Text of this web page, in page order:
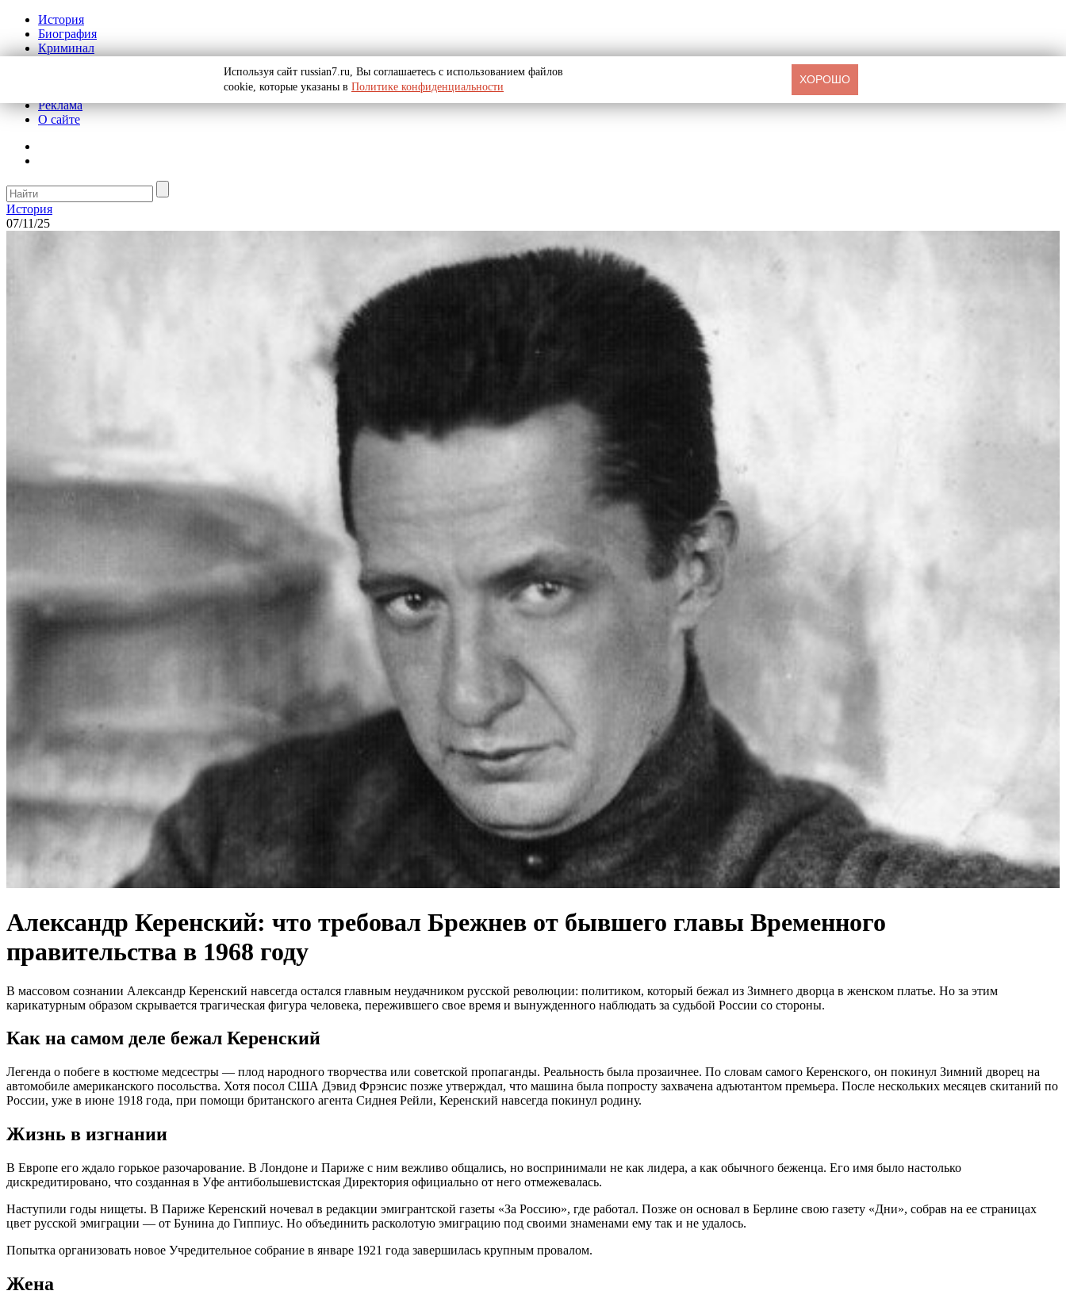
История
Биография
Криминал
Реклама
О сайте
История
07/11/25
Александр Керенский: что требовал Брежнев от бывшего главы Временного
правительства в 1968 году
В массовом сознании Александр Керенский навсегда остался главным неудачником русской революции: политиком, который бежал из Зимнего дворца в женском платье. Но за этим
карикатурным образом скрывается трагическая фигура человека, пережившего свое время и вынужденного наблюдать за судьбой России со стороны.
Как на самом деле бежал Керенский
Легенда о побеге в костюме медсестры — плод народного творчества или советской пропаганды. Реальность была прозаичнее. По словам самого Керенского, он покинул Зимний дворец на
автомобиле американского посольства. Хотя посол США Дэвид Фрэнсис позже утверждал, что машина была попросту захвачена адъютантом премьера. После нескольких месяцев скитаний по
России, уже в июне 1918 года, при помощи британского агента Сиднея Рейли, Керенский навсегда покинул родину.
Жизнь в изгнании
В Европе его ждало горькое разочарование. В Лондоне и Париже с ним вежливо общались, но воспринимали не как лидера, а как обычного беженца. Его имя было настолько
дискредитировано, что созданная в Уфе антибольшевистская Директория официально от него отмежевалась.
Наступили годы нищеты. В Париже Керенский ночевал в редакции эмигрантской газеты «За Россию», где работал. Позже он основал в Берлине свою газету «Дни», собрав на ее страницах
цвет русской эмиграции — от Бунина до Гиппиус. Но объединить расколотую эмиграцию под своими знаменами ему так и не удалось.
Попытка организовать новое Учредительное собрание в январе 1921 года завершилась крупным провалом.
Жена
Используя сайт russian7.ru, Вы соглашаетесь с использованием файлов
cookie, которые указаны в Политике конфиденциальности
ХОРОШО